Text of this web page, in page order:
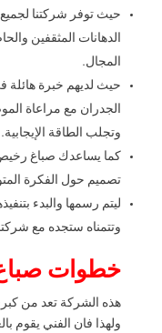
حيث توفر شركتنا
الدهانات المثقفين
المجال.
حيث لديهم خبرة هائلة
الجدران مع مراعاة
وتجلب الطاقة الإيجابية.
كما يساعدك صباغ
تصميم حول الفكرة
ليتم رسمها والبدء
وتتمناه ستجده مع
خطوات صباغ
هذه الشركة تعد من
ولهذا فان الفني يقوم